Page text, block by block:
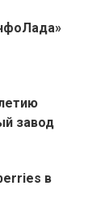
завод
в